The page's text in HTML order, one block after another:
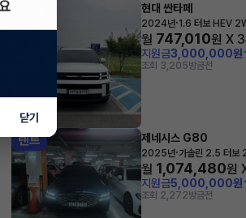
현대 싼타페
2024년·1.6 터보 HEV
월 747,010원 X
지원금3,000,000원
조회 3,205방금전
렌트 제네시스 G80
2025년·가솔린 2.5 터보
월 1,074,480원
지원금5,000,000원
조회 2,272방금전
닫기